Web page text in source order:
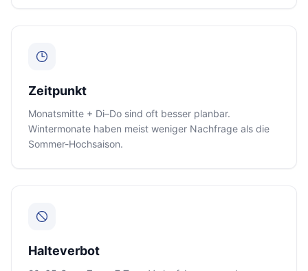
Zeitpunkt
Monatsmitte + Di–Do sind oft besser planbar.
Wintermonate haben meist weniger Nachfrage als die
Sommer-Hochsaison.
Halteverbot